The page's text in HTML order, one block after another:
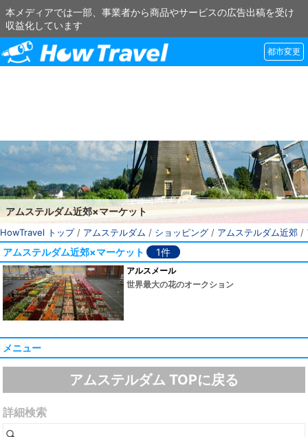
本メディアでは一部、事業者から商品やサービスの広告出稿を受け
収益化しています
都市変更
アムステルダム近郊×マーケット
HowTravel トップ/ アムステルダム / ショッピング / アムステルダム近郊 /
アムステルダム近郊×マーケット 1件
アルスメール
世界最大の花のオークション
メニュー
アムステルダム TOPに戻る
詳細検索